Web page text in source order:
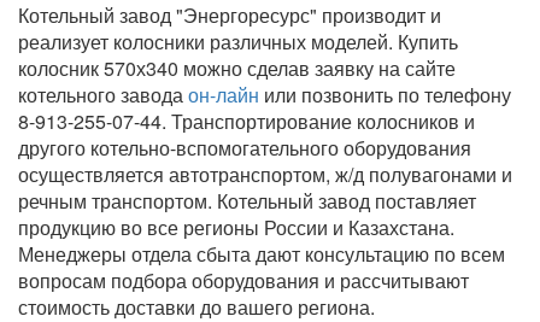
Котельный завод "Энергоресурс" производит и
реализует колосники различных моделей. Купить
колосник 570х340 можно сделав заявку на сайте
котельного заводаон-лайн или позвонить по телефону
8-913-255-07-44. Транспортирование колосников и
другого котельно-вспомогательного оборудования
осуществляется автотранспортом, ж/д полувагонами и
речным транспортом. Котельный завод поставляет
продукцию во все регионы России и Казахстана.
Менеджеры отдела сбыта дают консультацию по всем
вопросам подбора оборудования и рассчитывают
стоимость доставки до вашего региона.